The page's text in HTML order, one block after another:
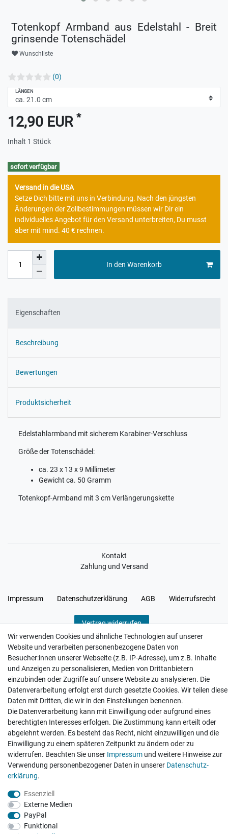
Totenkopf Armband aus Edelstahl - Breit
grinsende Totenschädel
Wunschliste
(0)
LÄNGEN
12,90 EUR *
Inhalt 1 Stück
sofort verfügbar
Versand in die USA
Setze Dich bitte mit uns in Verbindung. Nach den jüngsten
Änderungen der Zollbestimmungen müssen wir Dir ein
individuelles Angebot für den Versand unterbreiten, Du musst
aber mit mind. 40 € rechnen.
In den Warenkorb
Eigenschaften
Beschreibung
Bewertungen
Produktsicherheit
Edelstahlarmband mit sicherem Karabiner-Verschluss
Größe der Totenschädel:
ca. 23 x 13 x 9 Millimeter
Gewicht ca. 50 Gramm
Totenkopf-Armband mit 3 cm Verlängerungskette
Kontakt
Zahlung und Versand
Impressum Daten­schutz­erklärung AGB Widerrufs­recht
Vertrag widerrufen
Hatte etwas bestellt was fehlerhaft versendet
wurde. Mein Anliegen habe ich mitgeteilt und sofort
Er...
Datum der Veröffentlichung: 17.07.2026
Datum der Kauferfahrung: 10.07.2026
Wir verwenden Cookies und ähnliche Technologien auf unserer
Website und verarbeiten personenbezogene Daten von
Besucher:innen unserer Webseite (z.B. IP-Adresse), um z.B. Inhalte
und Anzeigen zu personalisieren, Medien von Drittanbietern
einzubinden oder Zugriffe auf unsere Website zu analysieren. Die
Datenverarbeitung erfolgt erst durch gesetzte Cookies. Wir teilen diese
Daten mit Dritten, die wir in den Einstellungen benennen.
Die Datenverarbeitung kann mit Einwilligung oder aufgrund eines
berechtigten Interesses erfolgen. Die Zustimmung kann erteilt oder
abgelehnt werden. Es besteht das Recht, nicht einzuwilligen und die
Einwilligung zu einem späteren Zeitpunkt zu ändern oder zu
widerrufen. Beachten Sie unser Impressum und weitere Hinweise zur
Verwendung personenbezogener Daten in unserer Daten­schutz­
erklärung.
Essenziell
Externe Medien
PayPal
Funktional